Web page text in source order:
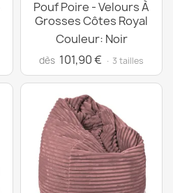
Pouf Poire - Velours À
Grosses Côtes Royal
Couleur: Noir
dès 101,90 € · 3 tailles